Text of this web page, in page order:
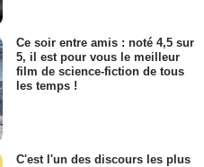
Ce soir entre amis : noté 4,5 sur
5, il est pour vous le meilleur
film de science-fiction de tous
les temps !
C'est l'un des discours les plus